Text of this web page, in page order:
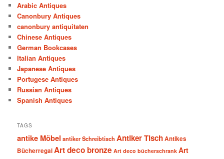
Arabic Antiques
Canonbury Antiques
canonbury antiquitaten
Chinese Antiques
German Bookcases
Italian Antiques
Japanese Antiques
Portugese Antiques
Russian Antiques
Spanish Antiques
TAGS
antike Möbel antiker Schreibtisch Antiker TischAntikes
BücherregalArt deco bronze Art deco bücherschrank Art